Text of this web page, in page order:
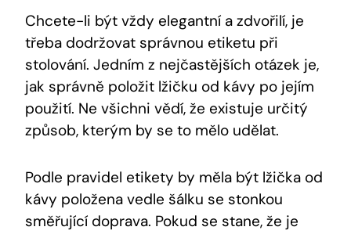
Chcete-li být vždy elegantní a‌ zdvořilí, je‍
třeba⁢ dodržovat správnou etiketu při
stolování. Jedním z ⁤nejčastějších otázek je,
jak správně položit lžičku ⁢od kávy ​po jejím
‍použití. Ne všichni vědí, že ⁤existuje určitý
způsob, ⁢kterým by se to mělo udělat.
Podle pravidel etikety by měla být lžička od
kávy⁣ položena vedle šálku se stonkou
směřující doprava. Pokud se stane, že je